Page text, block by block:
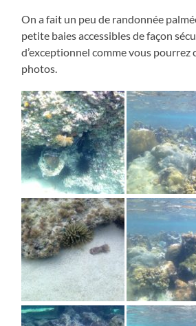
On a fait un peu de randonnée
petite baies accessibles de façon
d’exceptionnel comme vous pourrez
photos.